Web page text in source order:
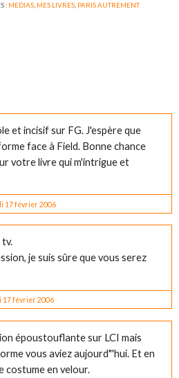
: MEDIAS, MES LIVRES, PARIS AUTREMENT
et incisif sur FG. J'espère que
face à Field. Bonne chance
votre livre qui m'intrigue et
17 février 2006
tv.
je suis sûre que vous serez
17 février 2006
époustouflante sur LCI mais
vous aviez aujourd"'hui. Et en
costume en velour.